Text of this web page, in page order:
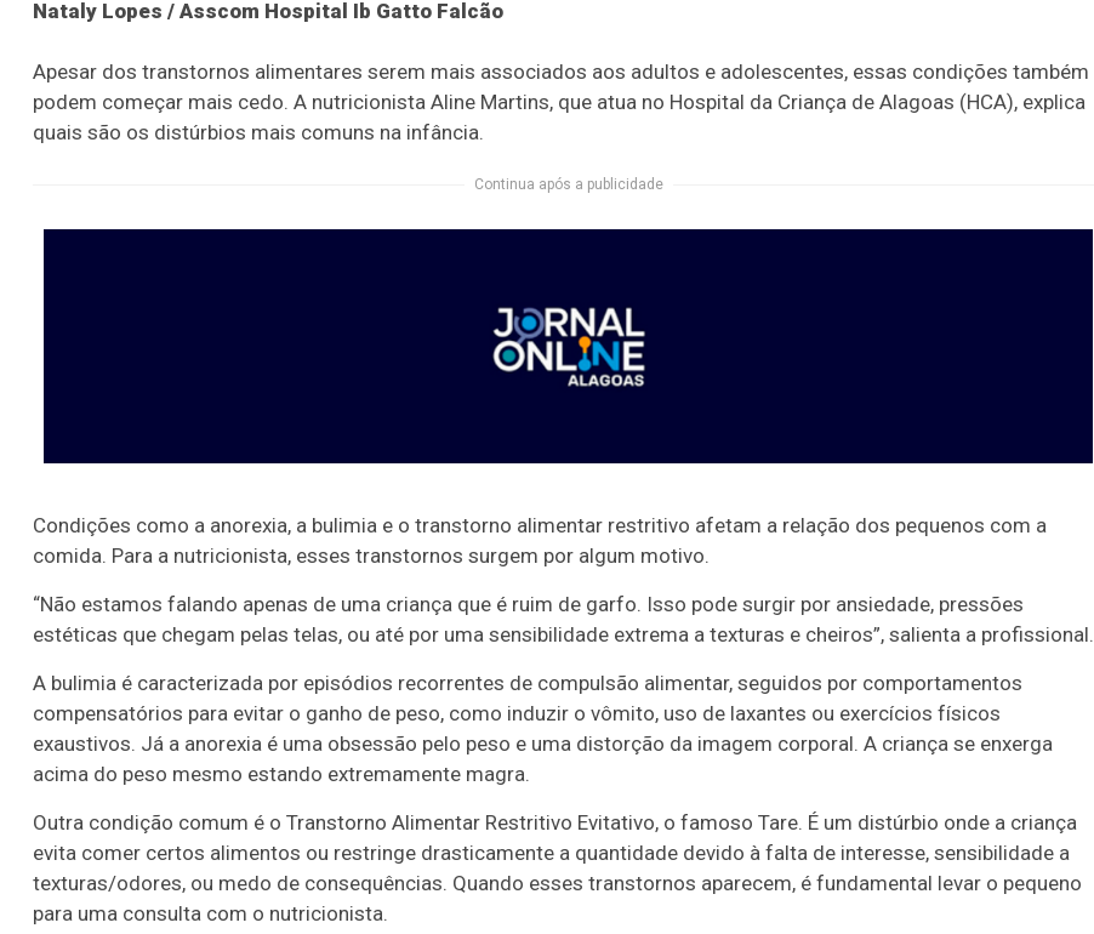
Nataly Lopes / Asscom Hospital Ib Gatto Falcão
Apesar dos transtornos alimentares serem mais associados aos adultos e adolescentes, essas condições também
podem começar mais cedo. A nutricionista Aline Martins, que atua no Hospital da Criança de Alagoas (HCA), explica
quais são os distúrbios mais comuns na infância.
Continua após a publicidade
Condições como a anorexia, a bulimia e o transtorno alimentar restritivo afetam a relação dos pequenos com a
comida. Para a nutricionista, esses transtornos surgem por algum motivo.
“Não estamos falando apenas de uma criança que é ruim de garfo. Isso pode surgir por ansiedade, pressões
estéticas que chegam pelas telas, ou até por uma sensibilidade extrema a texturas e cheiros”, salienta a profissional.
A bulimia é caracterizada por episódios recorrentes de compulsão alimentar, seguidos por comportamentos
compensatórios para evitar o ganho de peso, como induzir o vômito, uso de laxantes ou exercícios físicos
exaustivos. Já a anorexia é uma obsessão pelo peso e uma distorção da imagem corporal. A criança se enxerga
acima do peso mesmo estando extremamente magra.
Outra condição comum é o Transtorno Alimentar Restritivo Evitativo, o famoso Tare. É um distúrbio onde a criança
evita comer certos alimentos ou restringe drasticamente a quantidade devido à falta de interesse, sensibilidade a
texturas/odores, ou medo de consequências. Quando esses transtornos aparecem, é fundamental levar o pequeno
para uma consulta com o nutricionista.